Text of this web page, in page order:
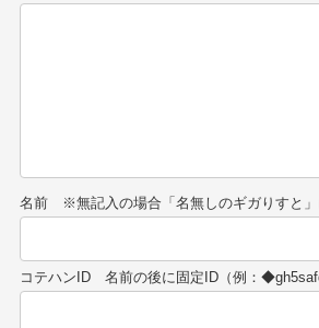
名前
コテハンID